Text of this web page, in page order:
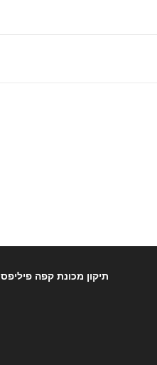
תיקון מכונת קפה פיליפס